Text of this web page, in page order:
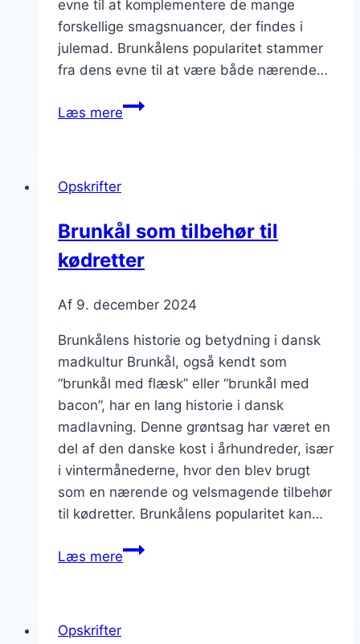
evne til at komplementere de mange
forskellige smagsnuancer, der findes i
julemad. Brunkålens popularitet stammer
fra dens evne til at være både nærende…
Læs mereBrunkål
Opskrifter
Brunkål som tilbehør til
kødretter
Af 9. december 2024
Brunkålens historie og betydning i dansk
madkultur Brunkål, også kendt som
“brunkål med flæsk” eller “brunkål med
bacon”, har en lang historie i dansk
madlavning. Denne grøntsag har været en
del af den danske kost i århundreder, især
i vintermånederne, hvor den blev brugt
som en nærende og velsmagende tilbehør
til kødretter. Brunkålens popularitet kan…
Læs mereBrunkål
Opskrifter